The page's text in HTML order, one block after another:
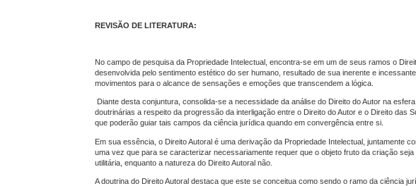
REVISÃO DE LITERATURA:
No campo de pesquisa da Propriedade Intelectual, encontra-se em um de seus ramos o
desenvolvida pelo sentimento estético do ser humano, resultado de sua inerente e
movimentos para o alcance de sensações e emoções que transcendem a lógica.
Diante desta conjuntura, consolida-se a necessidade da análise do Direito do Autor na
doutrinárias a respeito da progressão da interligação entre o Direito do Autor e o Direito
que poderão guiar tais campos da ciência jurídica quando em convergência entre si.
Em sua essência, o Direito Autoral é uma derivação da Propriedade Intelectual, juntamente
uma vez que para se caracterizar necessariamente requer que o objeto fruto da criação
utilitária, enquanto a natureza do Direito Autoral não.
A doutrina do Direito Autoral destaca que este se conceitua como sendo o ramo da ciência